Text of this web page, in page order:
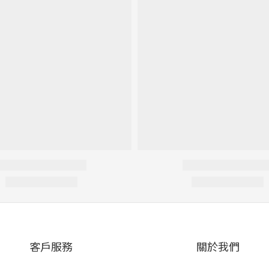
客戶服務 關於我們